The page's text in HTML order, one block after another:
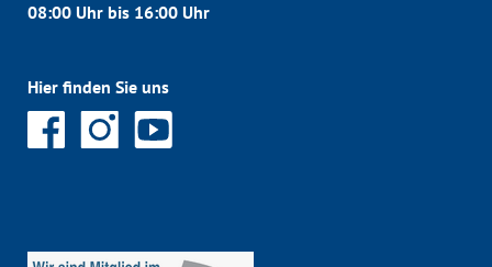
08:00 Uhr bis 16:00 Uhr
Hier finden Sie uns